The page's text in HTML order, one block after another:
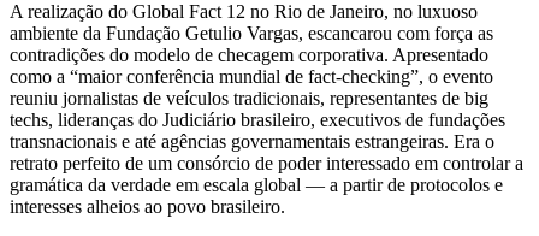
A realização do Global Fact 12 no Rio de Janeiro, no luxuoso
ambiente da Fundação Getulio Vargas, escancarou com força as
contradições do modelo de checagem corporativa. Apresentado
como a “maior conferência mundial de fact-checking”, o evento
reuniu jornalistas de veículos tradicionais, representantes de big
techs, lideranças do Judiciário brasileiro, executivos de fundações
transnacionais e até agências governamentais estrangeiras. Era o
retrato perfeito de um consórcio de poder interessado em controlar a
gramática da verdade em escala global — a partir de protocolos e
interesses alheios ao povo brasileiro.